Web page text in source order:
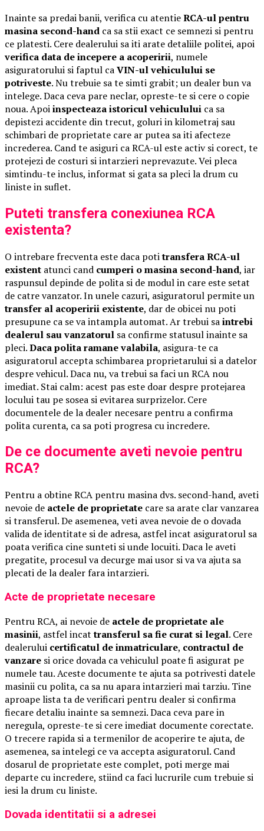
Inainte sa predai banii, verifica cu atentieRCA-ul pentru
masina second-hand ca sa stii exact ce semnezi si pentru
ce platesti. Cere dealerului sa iti arate detaliile politei, apoi
verifica data de incepere a acoperirii, numele
asiguratorului si faptul caVIN-ul vehiculului se
potriveste. Nu trebuie sa te simti grabit; un dealer bun va
intelege. Daca ceva pare neclar, opreste-te si cere o copie
noua. Apoiinspecteaza istoricul vehiculului ca sa
depistezi accidente din trecut, goluri in kilometraj sau
schimbari de proprietate care ar putea sa iti afecteze
increderea. Cand te asiguri ca RCA-ul este activ si corect, te
protejezi de costuri si intarzieri neprevazute. Vei pleca
simtindu-te inclus, informat si gata sa pleci la drum cu
liniste in suflet.
Puteti transfera conexiunea RCA
existenta?
O intrebare frecventa este daca potitransfera RCA-ul
existent atunci cand cumperi o masina second-hand, iar
raspunsul depinde de polita si de modul in care este setat
de catre vanzator. In unele cazuri, asiguratorul permite un
transfer al acoperirii existente, dar de obicei nu poti
presupune ca se va intampla automat. Ar trebui saintrebi
dealerul sau vanzatorul sa confirme statusul inainte sa
pleci.Daca polita ramane valabila, asigura-te ca
asiguratorul accepta schimbarea proprietarului si a datelor
despre vehicul. Daca nu, va trebui sa faci un RCA nou
imediat. Stai calm: acest pas este doar despre protejarea
locului tau pe sosea si evitarea surprizelor. Cere
documentele de la dealer necesare pentru a confirma
polita curenta, ca sa poti progresa cu incredere.
De ce documente aveti nevoie pentru
RCA?
Pentru a obtine RCA pentru masina dvs. second-hand, aveti
nevoie de actele de proprietate care sa arate clar vanzarea
si transferul. De asemenea, veti avea nevoie de o dovada
valida de identitate si de adresa, astfel incat asiguratorul sa
poata verifica cine sunteti si unde locuiti. Daca le aveti
pregatite, procesul va decurge mai usor si va va ajuta sa
plecati de la dealer fara intarzieri.
Acte de proprietate necesare
Pentru RCA, ai nevoie de actele de proprietate ale
masinii, astfel incattransferul sa fie curat si legal. Cere
dealerului certificatul de inmatriculare, contractul de
vanzare si orice dovada ca vehiculul poate fi asigurat pe
numele tau. Aceste documente te ajuta sa potrivesti datele
masinii cu polita, ca sa nu apara intarzieri mai tarziu. Tine
aproape lista ta de verificari pentru dealer si confirma
fiecare detaliu inainte sa semnezi. Daca ceva pare in
neregula, opreste-te si cere imediat documente corectate.
O trecere rapida si a termenilor de acoperire te ajuta, de
asemenea, sa intelegi ce va accepta asiguratorul. Cand
dosarul de proprietate este complet, poti merge mai
departe cu incredere, stiind ca faci lucrurile cum trebuie si
iesi la drum cu liniste.
Dovada identitatii si a adresei